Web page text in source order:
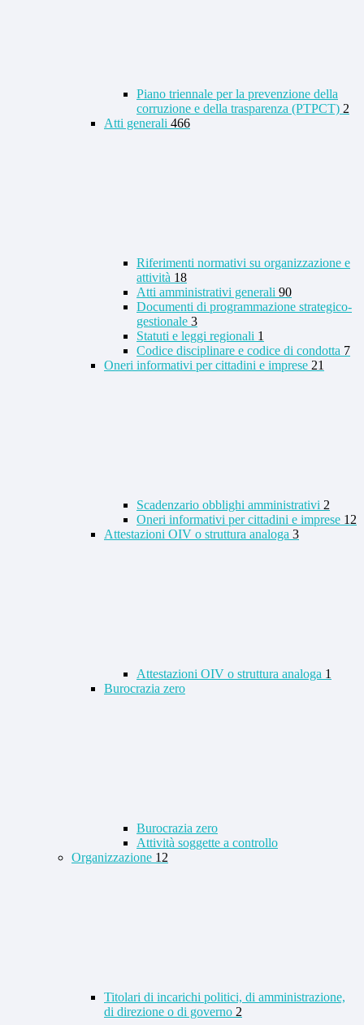
Piano triennale per la prevenzione della
corruzione e della trasparenza (PTPCT) 2
Atti generali 466
Riferimenti normativi su organizzazione e
attività 18
Atti amministrativi generali 90
Documenti di programmazione strategico-
gestionale 3
Statuti e leggi regionali 1
Codice disciplinare e codice di condotta 7
Oneri informativi per cittadini e imprese 21
Scadenzario obblighi amministrativi 2
Oneri informativi per cittadini e imprese 12
Attestazioni OIV o struttura analoga 3
Attestazioni OIV o struttura analoga 1
Burocrazia zero
Burocrazia zero
Attività soggette a controllo
Organizzazione 12
Titolari di incarichi politici, di amministrazione,
di direzione o di governo 2